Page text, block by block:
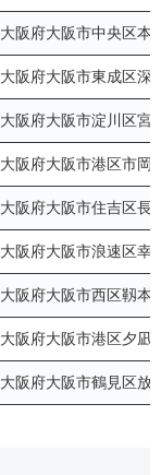
大阪府大阪市中央区
大阪府大阪市東成区
大阪府大阪市淀川区
大阪府大阪市港区市
大阪府大阪市住吉区
大阪府大阪市浪速区
大阪府大阪市西区靱
大阪府大阪市港区夕
大阪府大阪市鶴見区